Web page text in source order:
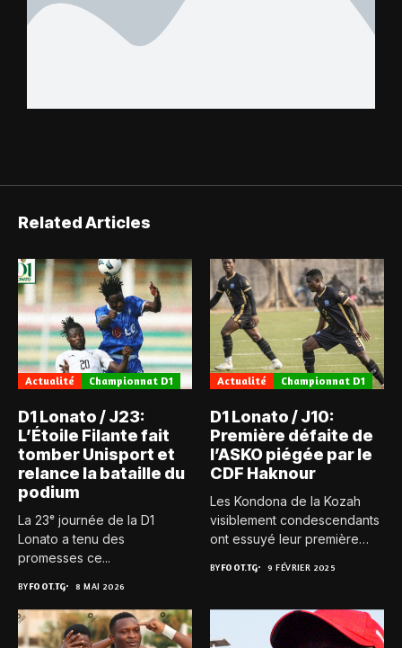
Related Articles
Actualité Championnat D1
D1 Lonato / J23:
L’Étoile Filante fait
tomber Unisport et
relance la bataille du
podium
La 23ᵉ journée de la D1
Lonato a tenu des
promesses ce...
BYFOOT.TG 8 MAI 2026
Actualité Championnat D1
D1 Lonato / J10:
Première défaite de
l’ASKO piégée par le
CDF Haknour
Les Kondona de la Kozah
visiblement condescendants
ont essuyé leur première
BYFOOT.TG 9 FÉVRIER 2025